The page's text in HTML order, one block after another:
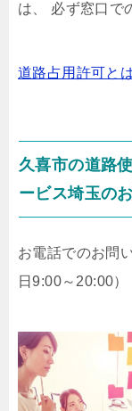
は、 必ず窓口で
道路占用許可と
久喜市の道路
ービス埼玉の
お電話でのお問
日9:00～20:00）